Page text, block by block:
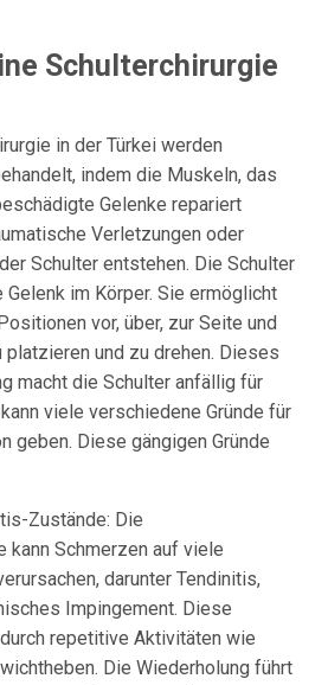
Schulterchirurgie
in der Türkei werden
indem die Muskeln, das
Gelenke repariert
Verletzungen oder
Schulter entstehen. Die Schulter
im Körper. Sie ermöglicht
vor, über, zur Seite und
und zu drehen. Dieses
macht die Schulter anfällig für
viele verschiedene Gründe für
geben. Diese gängigen Gründe
Zustände: Die
kann Schmerzen auf viele
darunter Tendinitis,
Impingement. Diese
repetitive Aktivitäten wie
Die Wiederholung führt